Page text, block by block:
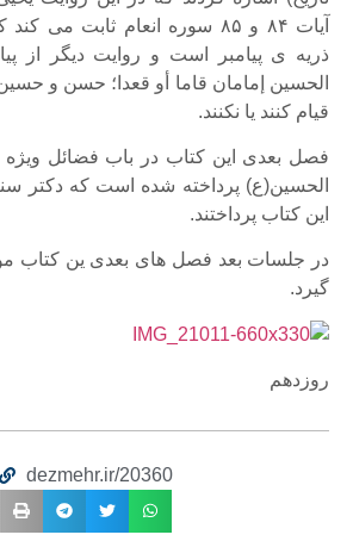
آیات ۸۴ و ۸۵ سوره انعام ثابت
ذریه ی پیامبر است و روایت دیگر از
الحسین إمامان قاما أو قعدا؛ حسن و حسین
قیام کنند یا نکنند.
فصل بعدی این کتاب در باب فضائل ویژه
الحسین(ع) پرداخته شده است که دکتر
این کتاب پرداختند.
در جلسات بعد فصل های بعدی ین کتاب
گیرد.
روزدهم
dezmehr.ir/20360